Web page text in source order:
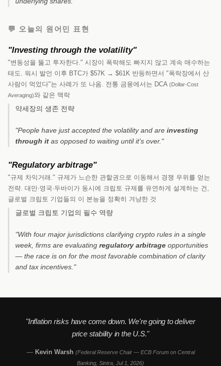
💬 오늘의 원어민 표현
"Investing through the volatility"
"변동성을 뚫고 투자한다." 시장이 폭락해도 빠지지 않고 계속 매수하는
태도. 워시 발언 이후 BTC가 $57K → $61K 반등하면서 "폭락장에서 산
사람이 먹었다"는 사례가 또 나옴. 전통 금융에서는 DCA (Dollar-Cost
Averaging)와 같은 맥락
약세장의 생존 전략
"People have just accepted the volatility and are investing
through it as opposed to waiting until it's over."
"Regulatory arbitrage"
"규제 차익거래." 규제가 느슨한 관할권으로 이동해서 경쟁 우위를 얻는
전략. 대만·영국·두바이가 동시에 크립토 규제를 유연하게 설계하는 건,
글로벌 크립토 기업들의 이 본능을 정확히 겨냥한 것
글로벌 크립토 기업의 필수 역량
"With four major jurisdictions clarifying crypto rules in a single
week, firms are evaluating regulatory arbitrage opportunities
— the race is on for the most favorable combination of clarity
and tax incentives."
"Inflation risks have come down. We're going to deliver
price stability in the U.S."
— Kevin Warsh (Federal Reserve Chair — ECB Forum on Central
Banking, Sintra, Jul 1, 2026)